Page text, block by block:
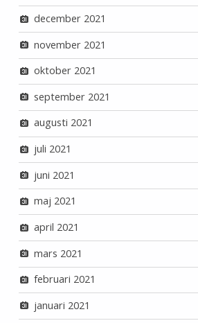
december 2021
november 2021
oktober 2021
september 2021
augusti 2021
juli 2021
juni 2021
maj 2021
april 2021
mars 2021
februari 2021
januari 2021